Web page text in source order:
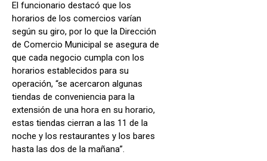
El funcionario destacó que los
horarios de los comercios varían
según su giro, por lo que la Dirección
de Comercio Municipal se asegura de
que cada negocio cumpla con los
horarios establecidos para su
operación, “se acercaron algunas
tiendas de conveniencia para la
extensión de una hora en su horario,
estas tiendas cierran a las 11 de la
noche y los restaurantes y los bares
hasta las dos de la mañana”.